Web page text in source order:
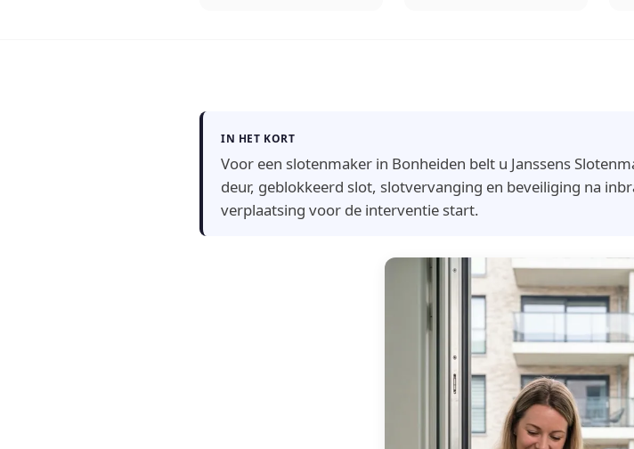
IN HET KORT
Voor een slotenmaker in Bonheiden belt u Janssens
deur, geblokkeerd slot, slotvervanging en beveiliging na
verplaatsing voor de interventie start.